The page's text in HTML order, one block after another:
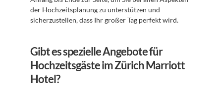
der Hochzeitsplanung zu unterstützen und
sicherzustellen, dass Ihr großer Tag perfekt wird.
Gibt es spezielle Angebote für
Hochzeitsgäste im Zürich Marriott
Hotel?